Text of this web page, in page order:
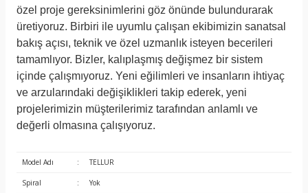
özel proje gereksinimlerini göz önünde bulundurarak
üretiyoruz. Birbiri ile uyumlu çalışan ekibimizin sanatsal
bakış açısı, teknik ve özel uzmanlık isteyen becerileri
tamamlıyor. Bizler, kalıplaşmış değişmez bir sistem
içinde çalışmıyoruz. Yeni eğilimleri ve insanların ihtiyaç
ve arzularındaki değişiklikleri takip ederek, yeni
projelerimizin müşterilerimiz tarafından anlamlı ve
değerli olmasına çal ışıyoruz.
Model Adı : TELLUR
Spiral : Yok